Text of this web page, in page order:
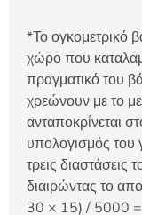
*Το ογκομετρικό
χώρο που
πραγματικό του
χρεώνουν με το
ανταποκρίνεται
υπολογισμός του
τρεις
διαιρώντας το
30 × 15) / 5000 =